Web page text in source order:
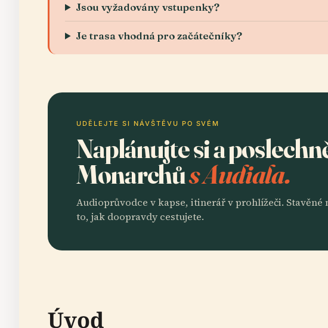
Jsou vyžadovány vstupenky?
Je trasa vhodná pro začátečníky?
UDĚLEJTE SI NÁVŠTĚVU PO SVÉM
Naplánujte si a
Monarchůs Audiala.
Audioprůvodce v kapse, itinerář v prohlížeči. Stavěné
to, jak doopravdy cestujete.
Úvod